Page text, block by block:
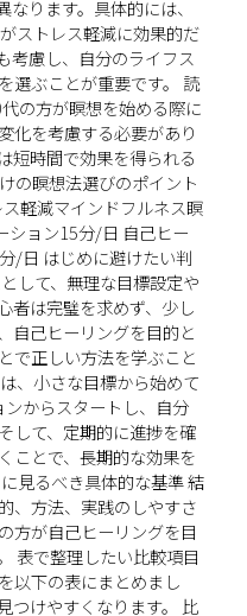
ります。具体的には、
ストレス軽減に効果的だ
考慮し、自分のライフス
選ぶことが重要です。 読
の方が瞑想を始める際に
化を考慮する必要があり
短時間で効果を得られる
の瞑想法選びのポイント
軽減マインドフルネス瞑
ション15分/日 自己ヒー
/日 はじめに避けたい判
して、無理な目標設定や
者は完璧を求めず、少し
自己ヒーリングを目的と
で正しい方法を学ぶこと
、小さな目標から始めて
からスタートし、自分
して、定期的に進捗を確
ことで、長期的な効果を
見るべき具体的な基準 結
、方法、実践のしやすさ
方が自己ヒーリングを目
表で整理したい比較項目
以下の表にまとめまし
つけやすくなります。 比